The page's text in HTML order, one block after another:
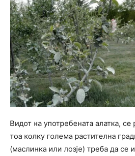
Видот на употребената алатка, се
тоа колку голема растителна
(маслинка или лозје) треба да се